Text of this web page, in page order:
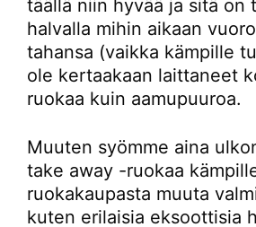
täällä niin hyvää ja sitä on
halvalla mihin aikaan
tahansa (vaikka kämpille
ole kertaakaan laittaneet
ruokaa kuin aamupuuroa.
Muuten syömme aina
take away -ruokaa
ruokakaupasta muuta
kuten erilaisia eksoottisia